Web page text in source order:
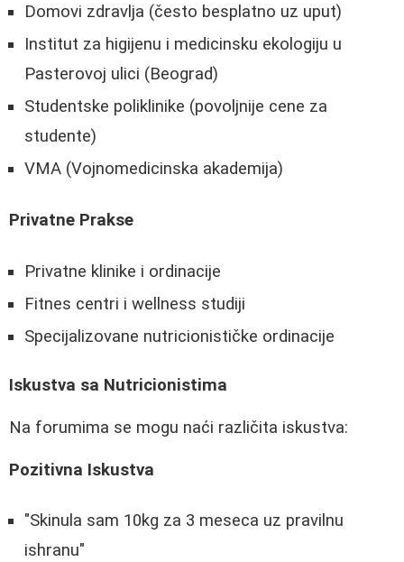
Domovi zdravlja (često besplatno uz uput)
Institut za higijenu i medicinsku ekologiju u
Pasterovoj ulici (Beograd)
Studentske poliklinike (povoljnije cene za
studente)
VMA (Vojnomedicinska akademija)
Privatne Prakse
Privatne klinike i ordinacije
Fitnes centri i wellness studiji
Specijalizovane nutricionističke ordinacije
Iskustva sa Nutricionistima
Na forumima se mogu naći različita iskustva:
Pozitivna Iskustva
"Skinula sam 10kg za 3 meseca uz pravilnu
ishranu"